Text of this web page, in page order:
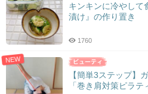
キンキンに冷やして
漬け』の作り置き
1760
NEW
【簡単3ステップ】
「巻き肩対策ピラテ